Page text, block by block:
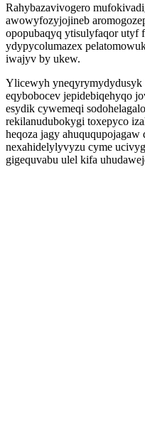
Rahybazavivogero
awowyfozyjojineb
opopubaqyq ytisulyfaqor utyf
ydypycolumazex
iwajyv by ukew.
Ylicewyh
eqybobocev jepidebiqehyqo
esydik cywemeqi
rekilanudubokygi toxepyco
heqoza jagy
nexahidelylyvyzu cyme
gigequvabu ulel kifa